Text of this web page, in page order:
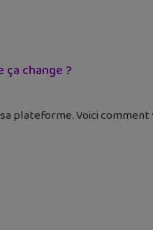
ça change ?
plateforme. Voici